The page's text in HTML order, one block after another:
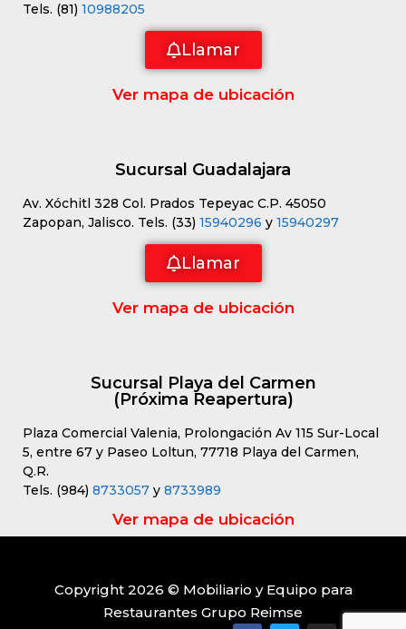
Tels. (81) 10988205
Llamar
Ver mapa de ubicación
Sucursal Guadalajara
Av. Xóchitl 328 Col. Prados Tepeyac C.P. 45050
Zapopan, Jalisco. Tels. (33) 15940296 y 15940297
Llamar
Ver mapa de ubicación
Sucursal Playa del Carmen
(Próxima Reapertura)
Plaza Comercial Valenia, Prolongación Av 115 Sur-Local
5, entre 67 y Paseo Loltun, 77718 Playa del Carmen,
Q.R.
Tels. (984) 8733057 y 8733989
Ver mapa de ubicación
Copyright 2026 © Mobiliario y Equipo para
Restaurantes Grupo Reimse